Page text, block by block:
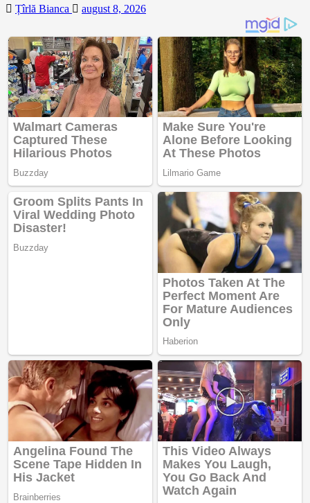
Țîrlă Bianca august 8, 2026